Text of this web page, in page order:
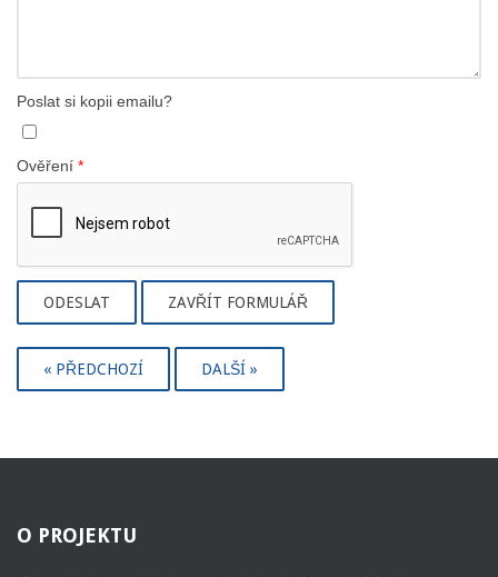
Poslat si kopii emailu?
Ověření *
ODESLAT ZAVŘÍT FORMULÁŘ
« PŘEDCHOZÍ DALŠÍ »
O PROJEKTU